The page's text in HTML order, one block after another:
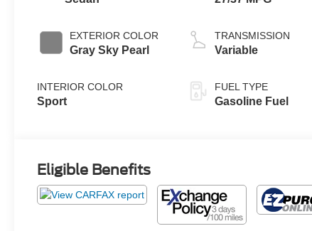
EXTERIOR COLOR
Gray Sky Pearl
INTERIOR COLOR
Sport
TRANSMISSION
Variable
FUEL TYPE
Gasoline Fuel
Eligible Benefits